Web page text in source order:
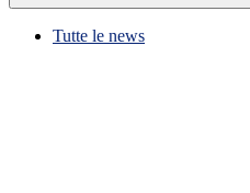
Tutte le news